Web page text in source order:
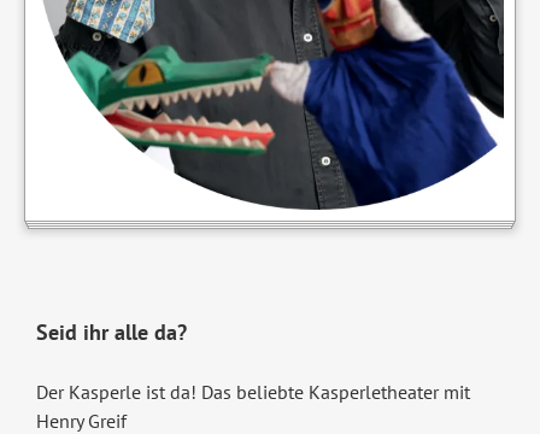
Seid ihr alle da?
Der Kasperle ist da! Das beliebte Kasperletheater mit
Henry Greif